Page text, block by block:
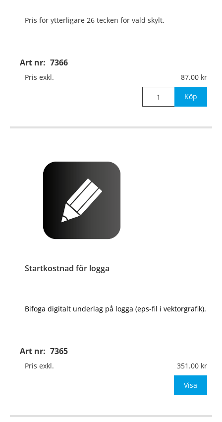
Art nr: 7366
Pris för ytterligare 26 tecken för vald skylt.
Pris exkl. 87.00
Köp
Startkostnad för logga
Art nr: 7365
Bifoga digitalt underlag på logga (eps-fil i vektorgrafik).
Pris exkl. 351.00
Visa